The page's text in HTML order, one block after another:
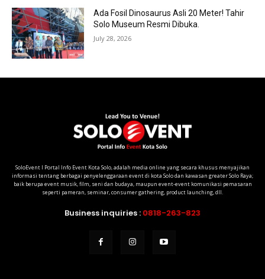
Ada Fosil Dinosaurus Asli 20 Meter! Tahir
Solo Museum Resmi Dibuka.
July 28, 2026
SoloEvent I Portal Info Event Kota Solo, adalah media online yang secara khusus menyajikan
informasi tentang berbagai penyelenggaraan event di kota Solo dan kawasan greater Solo Raya;
baik berupa event musik, film, seni dan budaya, maupun event-event komunikasi pemasaran
seperti pameran, seminar, consumer gathering, product launching, dll.
Business inquiries : 0818-263-823